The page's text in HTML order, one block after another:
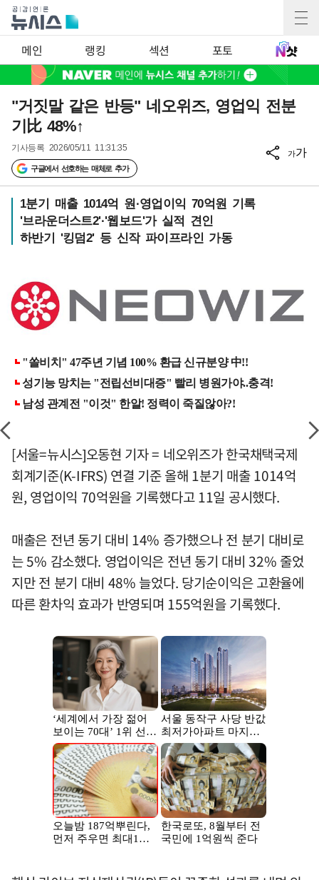
메인 랭킹 섹션 포토
"거짓말 같은 반등" 네오위즈, 영업익 전분
기比 48%↑
기사등록 2026/05/11 11:31:35
구글에서 선호하는 매체로 추가
가가
1분기 매출 1014억 원·영업이익 70억원 기록
'브라운더스트2'·'웹보드'가 실적 견인
하반기 '킹덤2' 등 신작 파이프라인 가동
[서울=뉴시스]오동현 기자 = 네오위즈가 한국채택국제
회계기준(K-IFRS) 연결 기준 올해 1분기 매출 1014억
원, 영업이익 70억원을 기록했다고 11일 공시했다.
매출은 전년 동기 대비 14% 증가했으나 전 분기 대비로
는 5% 감소했다. 영업이익은 전년 동기 대비 32% 줄었
지만 전 분기 대비 48% 늘었다. 당기순이익은 고환율에
따른 환차익 효과가 반영되며 155억원을 기록했다.